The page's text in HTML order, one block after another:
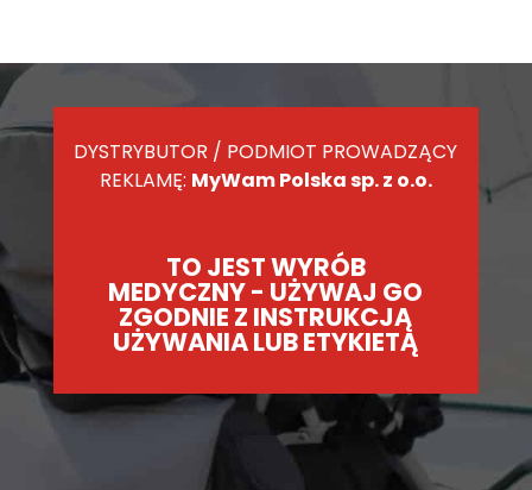
DYSTRYBUTOR / PODMIOT PROWADZĄCY
REKLAMĘ: MyWam Polska sp. z o.o.
TO JEST WYRÓB
MEDYCZNY - UŻYWAJ GO
ZGODNIE Z INSTRUKCJĄ
UŻYWANIA LUB ETYKIETĄ